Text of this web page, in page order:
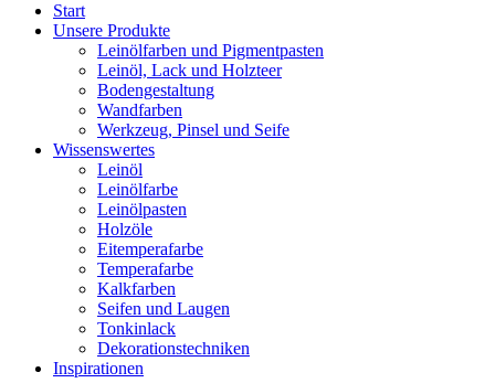
Start
Unsere Produkte
Leinölfarben und Pigmentpasten
Leinöl, Lack und Holzteer
Bodengestaltung
Wandfarben
Werkzeug, Pinsel und Seife
Wissenswertes
Leinöl
Leinölfarbe
Leinölpasten
Holzöle
Eitemperafarbe
Temperafarbe
Kalkfarben
Seifen und Laugen
Tonkinlack
Dekorationstechniken
Inspirationen